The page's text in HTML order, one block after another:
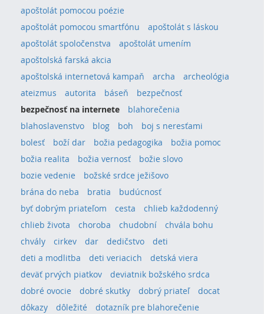
apoštolát pomocou poézie
apoštolát pomocou smartfónu
apoštolát s láskou
apoštolát spoločenstva
apoštolát umením
apoštolská farská akcia
apoštolská internetová kampaň
archa
archeológia
ateizmus
autorita báseň
bezpečnosť
bezpečnosť na internete
blahorečenia
blahoslavenstvo
blog boh
boj s neresťami
bolesť
boží dar božia pedagogika
božia pomoc
božia realita
božia vernosť
božie slovo
bozie vedenie
božské srdce ježišovo
brána do neba
bratia
budúcnosť
byť dobrým priateľom
cesta
chlieb každodenný
chlieb života
choroba chudobní
chvála bohu
chvály
cirkev dar dedičstvo
deti
deti a modlitba
deti veriacich
detská viera
deväť prvých piatkov
deviatnik božského srdca
dobré ovocie
dobré skutky dobrý priateľ
docat
dôkazy
dôležité
dotazník pre blahorečenie